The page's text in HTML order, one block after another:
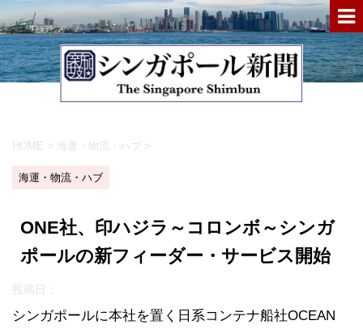
HOME > 海運・物流・ハブ >
海運・物流・ハブ
ONE社、印ハジラ～コロンボ～シンガ
ポールの新フィーダー・サービス開始
投稿日：
シンガポールに本社を置く日系コンテナ船社OCEAN